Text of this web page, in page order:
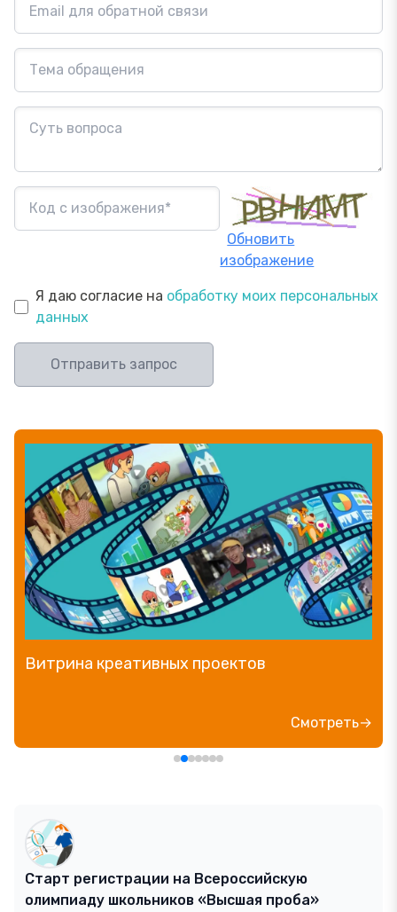
Обновить
изображение
Я даю согласие на обработку моих персональных
данных
Отправить запрос
Витрина креативных проектов
Смотреть→
Старт регистрации на Всероссийскую
олимпиаду школьников «Высшая проба»